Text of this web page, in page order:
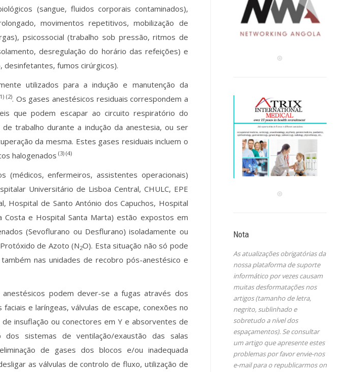
(sangue, fluidos corporais contaminados),
movimentos repetitivos, mobilização de
psicossocial (trabalho sob pressão, ritmos de
desregulação do horário das refeições) e
desinfetantes, fumos cirúrgicos).
utilizados para a indução e manutenção da
(2). Os gases anestésicos residuais correspondem a
que podem escapar ao circuito respiratório do
trabalho durante a indução da anestesia, ou ser
da mesma. Estes gases residuais incluem o
halogenados (3) (4)
(médicos, enfermeiros, assistentes operacionais)
Universitário de Lisboa Central, CHULC, EPE
Hospital de Santo António dos Capuchos, Hospital
Costa e Hospital Santa Marta) estão expostos em
(Sevoflurano ou Desflurano) isoladamente ou
de Azoto (N2O). Esta situação não só pode
nas unidades de recobro pós-anestésico e
podem dever-se a fugas através dos
e laríngeas, válvulas de escape, conexões no
insuflação ou conectores em Y e absorventes de
dos sistemas de ventilação/exaustão das salas
de gases dos blocos e/ou inadequada
as válvulas de controlo de fluxo, utilização de
Nota
As atualizações obrigatórias da
nossa plataforma de suporte
informático por vezes causam
muitas desformatações nos
artigos (tamanho de letra,
negrito, sublinhado e
sobretudo a nível dos
espaçamentos). Se consultar
um artigo que apresente estes
problemas por favor envie-nos
e-mail para o republicarmos on